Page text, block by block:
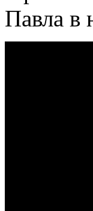
Павла в